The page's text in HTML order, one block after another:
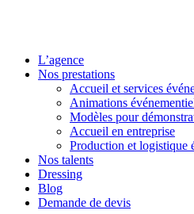
L’agence
Nos prestations
Accueil et services
Animations
Modèles pour
Accueil en entreprise
Production et logistique
Nos talents
Dressing
Blog
Demande de devis